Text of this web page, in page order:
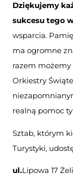
Dziękujemy
sukcesu tego
wsparcia.
ma ogromne
razem możemy
Orkiestry
realną pomoc
Sztab, którym
Turystyki,
ul.Lipowa 17